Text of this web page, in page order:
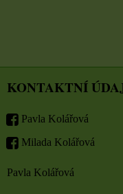
KONTAKTNÍ
Pavla Kolářová
Milada Kolářová
Pavla Kolářová